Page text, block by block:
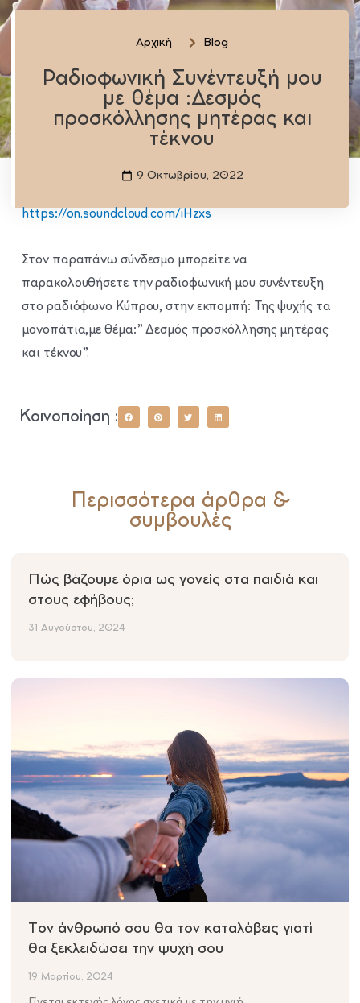
Αρχική Blog
Ραδιοφωνική Συνέντευξή μου
με θέμα :Δεσμός
προσκόλλησης μητέρας και
τέκνου
9 Οκτωβρίου, 2022
https://on.soundcloud.com/iHzxs
Στον παραπάνω σύνδεσμο μπορείτε να
παρακολουθήσετε την ραδιοφωνική μου συνέντευξη
στο ραδιόφωνο Κύπρου, στην εκπομπή: Της ψυχής τα
μονοπάτια,με θέμα:” Δεσμός προσκόλλησης μητέρας
και τέκνου”.
Κοινοποίηση :
Περισσότερα άρθρα &
συμβουλές
Πώς βάζουμε όρια ως γονείς στα παιδιά και
στους εφήβους;
31 Αυγούστου, 2024
Tον άνθρωπό σου θα τον καταλάβεις γιατί
θα ξεκλειδώσει την ψυχή σου
19 Μαρτίου, 2024